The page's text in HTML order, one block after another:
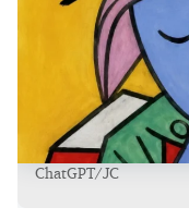
ChatGPT/JC